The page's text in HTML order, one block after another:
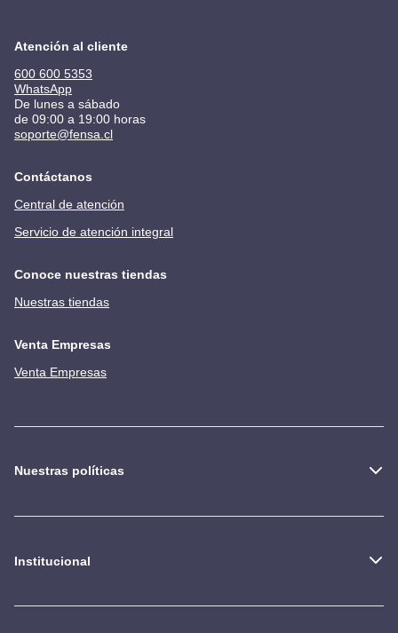
Atención al cliente
600 600 5353
WhatsApp
De lunes a sábado
de 09:00 a 19:00 horas
soporte@fensa.cl
Contáctanos
Central de atención
Servicio de atención integral
Conoce nuestras tiendas
Nuestras tiendas
Venta Empresas
Venta Empresas
Nuestras políticas
Institucional